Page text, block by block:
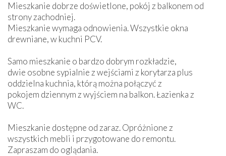
Mieszkanie dobrze doświetlone, pokój z balkonem od
strony zachodniej.
Mieszkanie wymaga odnowienia. Wszystkie okna
drewniane, w kuchni PCV.
Samo mieszkanie o bardzo dobrym rozkładzie,
dwie osobne sypialnie z wejściami z korytarza plus
oddzielna kuchnia, którą można połączyć z
pokojem dziennym z wyjściem na balkon. Łazienka z
WC.
Mieszkanie dostępne od zaraz. Opróżnione z
wszystkich mebli i przygotowane do remontu.
Zapraszam do oglądania.